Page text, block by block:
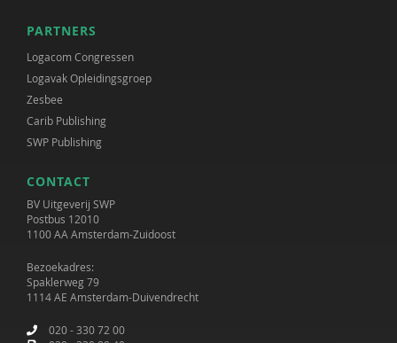
PARTNERS
Logacom Congressen
Logavak Opleidingsgroep
Zesbee
Carib Publishing
SWP Publishing
CONTACT
BV Uitgeverij SWP
Postbus 12010
1100 AA Amsterdam-Zuidoost
Bezoekadres:
Spaklerweg 79
1114 AE Amsterdam-Duivendrecht
020 - 330 72 00